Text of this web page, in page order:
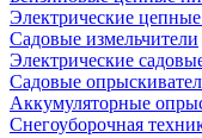
Электрические
Садовые измельчители
Электрические
Садовые
Аккумуляторные
Снегоуборочная